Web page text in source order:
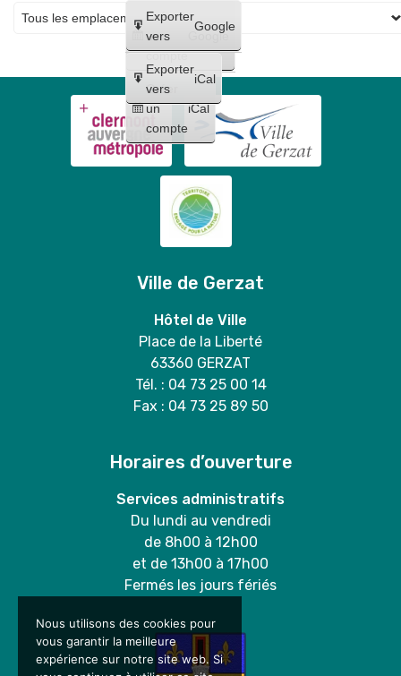
Créer
un
compte
Google
Créer
un
compte
iCal
Exporter
vers
Google
Exporter
vers
iCal
Ville de Gerzat
Hôtel de Ville
Place de la Liberté
63360 GERZAT
Tél. : 04 73 25 00 14
Fax : 04 73 25 89 50
Horaires d’ouverture
Services administratifs
Du lundi au vendredi
de 8h00 à 12h00
et de 13h00 à 17h00
Fermés les jours fériés
Nous utilisons des cookies pour
vous garantir la meilleure
expérience sur notre site web. Si